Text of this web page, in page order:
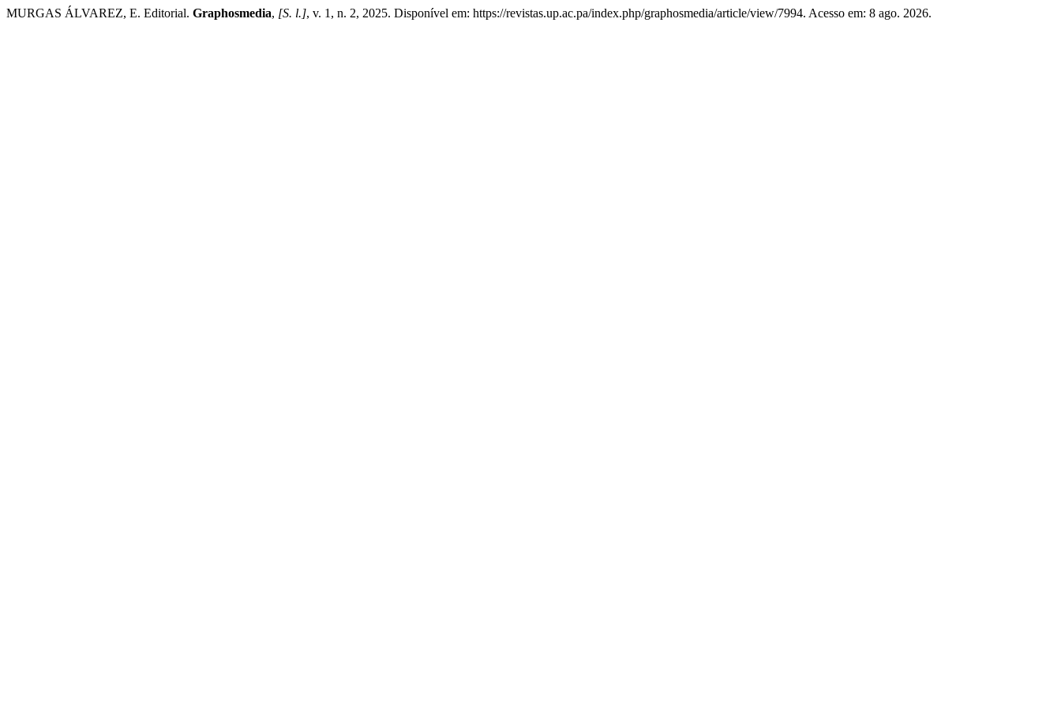
MURGAS ÁLVAREZ, E. Editorial. Graphosmedia, [S. l.], v. 1, n. 2, 2025. Disponível em: https://revistas.up.ac.pa/index.php/graphosmedia/article/view/7994. Acesso em: 8 ago. 2026.